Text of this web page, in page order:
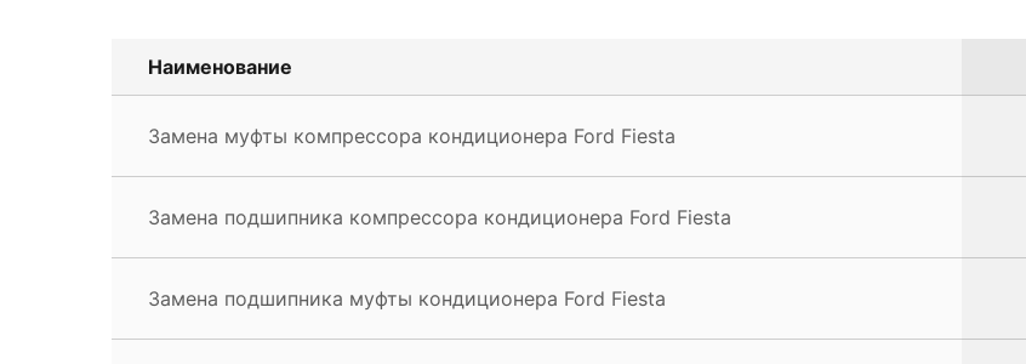
Наименование
Замена муфты компрессора кондиционера Ford Fiesta
Замена подшипника компрессора кондиционера Ford Fiesta
Замена подшипника муфты кондиционера Ford Fiesta